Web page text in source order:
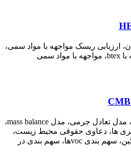
ارزیابی ریسک مواجهه با مواد سمی،
سهم بندی آلودگی هوا، مدل تعادل جرمی، مدل mass balance،
ها، دعاوی حقوقی محیط زیست،
سهم بندی فلزات سنگین، سهم بندی vocها، سهم بندی در